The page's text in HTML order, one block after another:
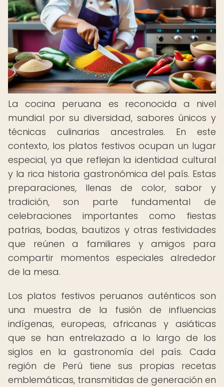
La cocina peruana es reconocida a nivel
mundial por su diversidad, sabores únicos y
técnicas culinarias ancestrales. En este
contexto, los platos festivos ocupan un lugar
especial, ya que reflejan la identidad cultural
y la rica historia gastronómica del país. Estas
preparaciones, llenas de color, sabor y
tradición, son parte fundamental de
celebraciones importantes como fiestas
patrias, bodas, bautizos y otras festividades
que reúnen a familiares y amigos para
compartir momentos especiales alrededor
de la mesa.
Los platos festivos peruanos auténticos son
una muestra de la fusión de influencias
indígenas, europeas, africanas y asiáticas
que se han entrelazado a lo largo de los
siglos en la gastronomía del país. Cada
región de Perú tiene sus propias recetas
emblemáticas, transmitidas de generación en